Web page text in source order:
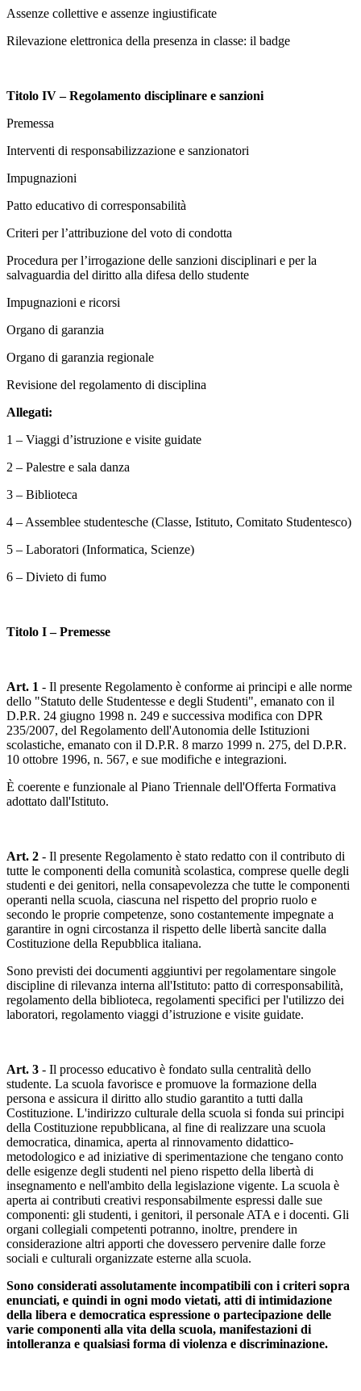
Assenze collettive e assenze ingiustificate
Rilevazione elettronica della presenza in classe: il badge
Titolo IV – Regolamento disciplinare e sanzioni
Premessa
Interventi di responsabilizzazione e sanzionatori
Impugnazioni
Patto educativo di corresponsabilità
Criteri per l’attribuzione del voto di condotta
Procedura per l’irrogazione delle sanzioni disciplinari e per la
salvaguardia del diritto alla difesa dello studente
Impugnazioni e ricorsi
Organo di garanzia
Organo di garanzia regionale
Revisione del regolamento di disciplina
Allegati:
1 – Viaggi d’istruzione e visite guidate
2 – Palestre e sala danza
3 – Biblioteca
4 – Assemblee studentesche (Classe, Istituto, Comitato Studentesco)
5 – Laboratori (Informatica, Scienze)
6 – Divieto di fumo
Titolo I – Premesse
Art. 1 - Il presente Regolamento è conforme ai principi e alle norme
dello "Statuto delle Studentesse e degli Studenti", emanato con il
D.P.R. 24 giugno 1998 n. 249 e successiva modifica con DPR
235/2007, del Regolamento dell'Autonomia delle Istituzioni
scolastiche, emanato con il D.P.R. 8 marzo 1999 n. 275, del D.P.R.
10 ottobre 1996, n. 567, e sue modifiche e integrazioni.
È coerente e funzionale al Piano Triennale dell'Offerta Formativa
adottato dall'Istituto.
Art. 2 - Il presente Regolamento è stato redatto con il contributo di
tutte le componenti della comunità scolastica, comprese quelle degli
studenti e dei genitori, nella consapevolezza che tutte le componenti
operanti nella scuola, ciascuna nel rispetto del proprio ruolo e
secondo le proprie competenze, sono costantemente impegnate a
garantire in ogni circostanza il rispetto delle libertà sancite dalla
Costituzione della Repubblica italiana.
Sono previsti dei documenti aggiuntivi per regolamentare singole
discipline di rilevanza interna all'Istituto: patto di corresponsabilità,
regolamento della biblioteca, regolamenti specifici per l'utilizzo dei
laboratori, regolamento viaggi d’istruzione e visite guidate.
Art. 3 - Il processo educativo è fondato sulla centralità dello
studente. La scuola favorisce e promuove la formazione della
persona e assicura il diritto allo studio garantito a tutti dalla
Costituzione. L'indirizzo culturale della scuola si fonda sui principi
della Costituzione repubblicana, al fine di realizzare una scuola
democratica, dinamica, aperta al rinnovamento didattico-
metodologico e ad iniziative di sperimentazione che tengano conto
delle esigenze degli studenti nel pieno rispetto della libertà di
insegnamento e nell'ambito della legislazione vigente. La scuola è
aperta ai contributi creativi responsabilmente espressi dalle sue
componenti: gli studenti, i genitori, il personale ATA e i docenti. Gli
organi collegiali competenti potranno, inoltre, prendere in
considerazione altri apporti che dovessero pervenire dalle forze
sociali e culturali organizzate esterne alla scuola.
Sono considerati assolutamente incompatibili con i criteri sopra
enunciati, e quindi in ogni modo vietati, atti di intimidazione
della libera e democratica espressione o partecipazione delle
varie componenti alla vita della scuola, manifestazioni di
intolleranza e qualsiasi forma di violenza e discriminazione.